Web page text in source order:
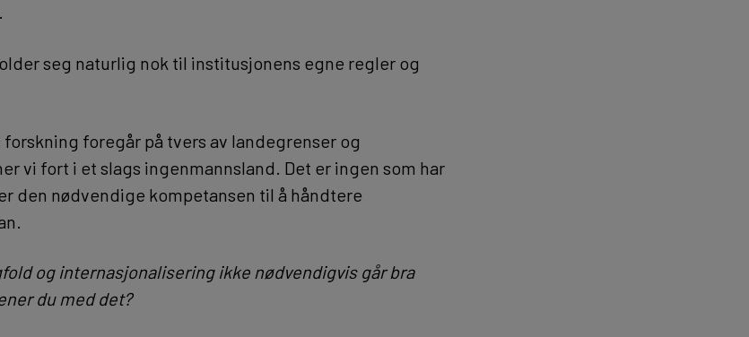
seg naturlig nok til institusjonens egne regler og
forskning foregår på tvers av landegrenser og
vi fort i et slags ingenmannsland. Det er ingen som har
den nødvendige kompetansen til å håndtere
og internasjonalisering ikke nødvendigvis går bra
du med det?